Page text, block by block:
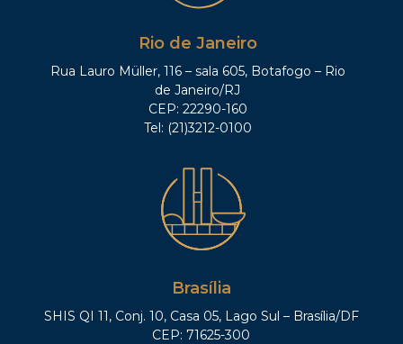
Rio de Janeiro
Rua Lauro Müller, 116 – sala 605, Botafogo – Rio
de Janeiro/RJ
CEP: 22290-160
Tel: (21)3212-0100
Brasília
SHIS QI 11, Conj. 10, Casa 05, Lago Sul – Brasília/DF
CEP: 71625-300